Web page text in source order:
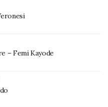
– Femi Kayode